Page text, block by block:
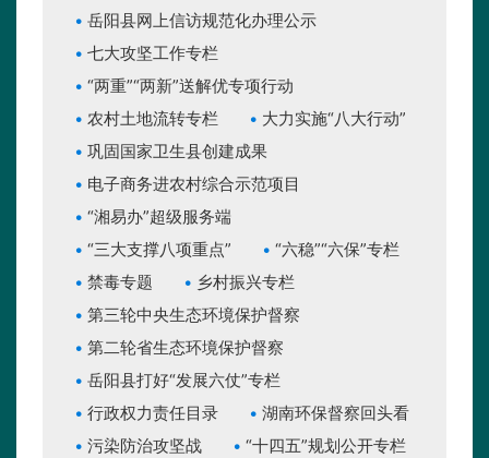
岳阳县网上信访规范化办理公示
七大攻坚工作专栏
“两重”“两新”送解优专项行动
农村土地流转专栏
大力实施“八大行动”
巩固国家卫生县创建成果
电子商务进农村综合示范项目
“湘易办”超级服务端
“三大支撑八项重点”
“六稳”“六保”专栏
禁毒专题
乡村振兴专栏
第三轮中央生态环境保护督察
第二轮省生态环境保护督察
岳阳县打好“发展六仗”专栏
行政权力责任目录
湖南环保督察回头看
污染防治攻坚战
“十四五”规划公开专栏